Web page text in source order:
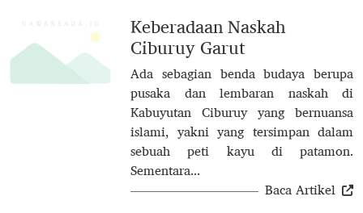
Keberadaan Naskah
Ciburuy Garut
Ada sebagian benda budaya berupa
pusaka dan lembaran naskah di
Kabuyutan Ciburuy yang bernuansa
islami, yakni yang tersimpan dalam
sebuah peti kayu di patamon.
Sementara...
Baca Artikel